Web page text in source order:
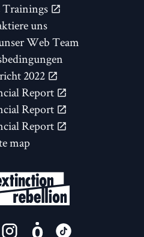
Trainings
uns
Web Team
2022
Report
Report
Report
map
US ON